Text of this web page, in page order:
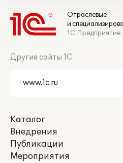
Отраслевые
и
1С:Предприятие
Другие сайты 1С
Каталог
Внедрения
Публикации
Мероприятия